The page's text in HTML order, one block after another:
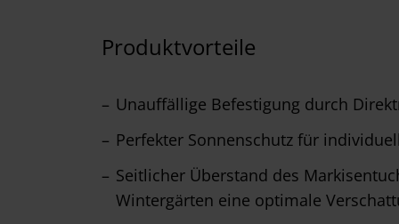
Produktvorteile
Unauffällige Befestigung durch
Perfekter Sonnenschutz für
Seitlicher Überstand des
Wintergärten eine optimale